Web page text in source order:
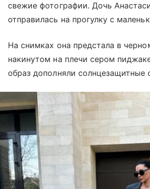
свежие фотографии. Дочь
отправилась на прогулку с
На снимках она предстала в
накинутом на плечи сером
образ дополняли солнцезащитные